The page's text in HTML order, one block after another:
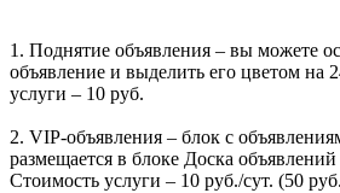
1. Поднятие объявления – вы можете
объявление и выделить его цветом на
услуги – 10 руб.
2. VIP-объявления – блок с
размещается в блоке Доска объявлений
Стоимость услуги – 10 руб./сут. (50